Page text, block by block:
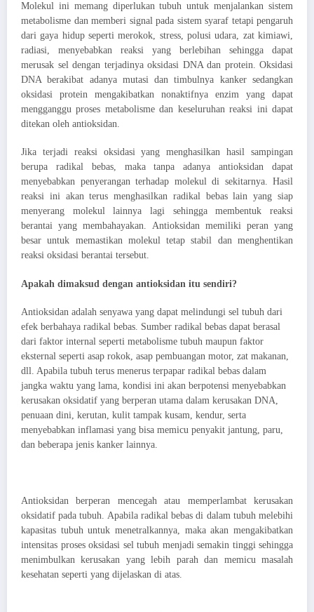
Molekul ini memang diperlukan tubuh untuk menjalankan sistem
metabolisme dan memberi signal pada sistem syaraf tetapi pengaruh
dari gaya hidup seperti merokok, stress, polusi udara, zat kimiawi,
radiasi, menyebabkan reaksi yang berlebihan sehingga dapat
merusak sel dengan terjadinya oksidasi DNA dan protein. Oksidasi
DNA berakibat adanya mutasi dan timbulnya kanker sedangkan
oksidasi protein mengakibatkan nonaktifnya enzim yang dapat
mengganggu proses metabolisme dan keseluruhan reaksi ini dapat
ditekan oleh antioksidan.
Jika terjadi reaksi oksidasi yang menghasilkan hasil sampingan
berupa radikal bebas, maka tanpa adanya antioksidan dapat
menyebabkan penyerangan terhadap molekul di sekitarnya. Hasil
reaksi ini akan terus menghasilkan radikal bebas lain yang siap
menyerang molekul lainnya lagi sehingga membentuk reaksi
berantai yang membahayakan. Antioksidan memiliki peran yang
besar untuk memastikan molekul tetap stabil dan menghentikan
reaksi oksidasi berantai tersebut.
Apakah dimaksud dengan antioksidan itu sendiri?
Antioksidan adalah senyawa yang dapat melindungi sel tubuh dari
efek berbahaya radikal bebas. Sumber radikal bebas dapat berasal
dari faktor internal seperti metabolisme tubuh maupun faktor
eksternal seperti asap rokok, asap pembuangan motor, zat makanan,
dll. Apabila tubuh terus menerus terpapar radikal bebas dalam
jangka waktu yang lama, kondisi ini akan berpotensi menyebabkan
kerusakan oksidatif yang berperan utama dalam kerusakan DNA,
penuaan dini, kerutan, kulit tampak kusam, kendur, serta
menyebabkan inflamasi yang bisa memicu penyakit jantung, paru,
dan beberapa jenis kanker lainnya.
Antioksidan berperan mencegah atau memperlambat kerusakan
oksidatif pada tubuh. Apabila radikal bebas di dalam tubuh melebihi
kapasitas tubuh untuk menetralkannya, maka akan mengakibatkan
intensitas proses oksidasi sel tubuh menjadi semakin tinggi sehingga
menimbulkan kerusakan yang lebih parah dan memicu masalah
kesehatan seperti yang dijelaskan di atas.